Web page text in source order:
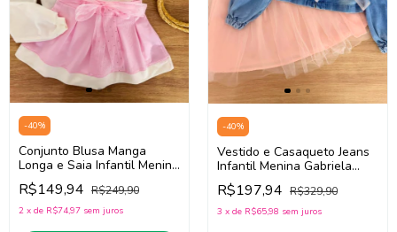
-40%
Conjunto Blusa Manga
Longa e Saia Infantil Menina
Gabriela Aquarela 261031
(Off White/Rosa)
R$149,94 R$249,90
2 x de R$74,97 sem juros
-40%
Vestido e Casaqueto Jeans
Infantil Menina Gabriela
Aquarela 261032 (Off
White/Rosa/Jeans)
R$197,94 R$329,90
3 x de R$65,98 sem juros